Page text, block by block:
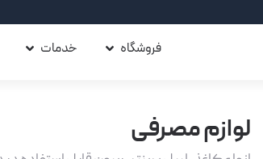
فروشگاه خدمات
لوازم مصرفی